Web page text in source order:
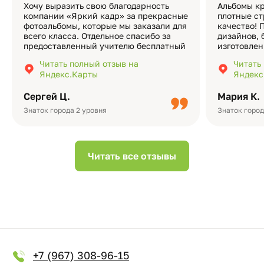
Сергей Ц.
Знаток города 2 уровня
Хочу выразить свою благодарность
компании «Яркий кадр» за прекрасные
фотоальбомы, которые мы заказали для
всего класса. Отдельное спасибо за
предоставленный учителю бесплатный
подчёркивает значимость события.
Качество альбомов на высшем уровне:
Читать полный отзыв на
Яндекс.Карты
Мария К.
Знаток
Альбомы
плотные
качество!
дизайнов,
добавить
видео с
Читать все отзывы
+7 (967) 308-96-15